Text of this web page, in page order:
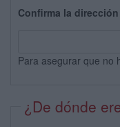
Confirma la
Para asegurar que no
¿De dónde